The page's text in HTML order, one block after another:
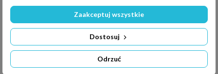
Fototapeta na wymiar Przyjaciele opowiada przy kawiarnia stołem podczas kawowej przerwy. Nierozpoznawalni koledzy i koleżanki omawiający problemy biznesowe, skupiają się na filiżance kawy ze spodkiem i łyżeczce do herbaty Fototapeta na wymiar Trzy młode kobiety lubią kawę w kawiarni
Odrzuć
Dostosuj
Zaakceptuj wszystkie